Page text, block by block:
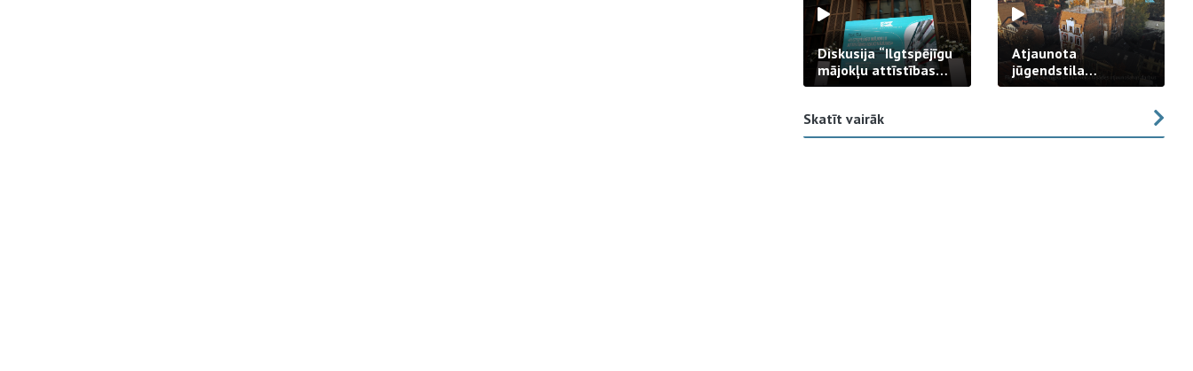
Diskusija “Ilgtspējīgu
mājokļu attīstības
izaicinājums”
Atjaunota
jūgendstila
arhitektūras pērles
Skatīt vairāk